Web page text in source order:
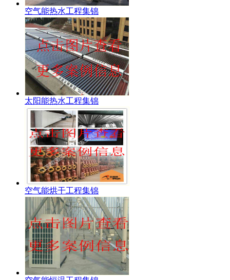
空气能热水工程集锦
太阳能热水工程集锦
空气能烘干工程集锦